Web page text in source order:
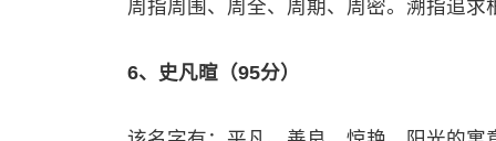
周指周围、周全、周期、周密。溯指追求
6、史凡暄（95分）